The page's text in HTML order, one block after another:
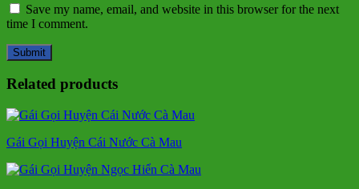
Save my name, email, and website in this browser for the next
time I comment.
Related products
Gái Gọi Huyện Cái Nước Cà Mau